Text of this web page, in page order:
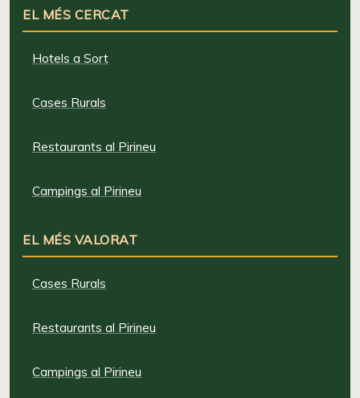
EL MÉS CERCAT
Hotels a Sort
Cases Rurals
Restaurants al Pirineu
Campings al Pirineu
EL MÉS VALORAT
Cases Rurals
Restaurants al Pirineu
Campings al Pirineu